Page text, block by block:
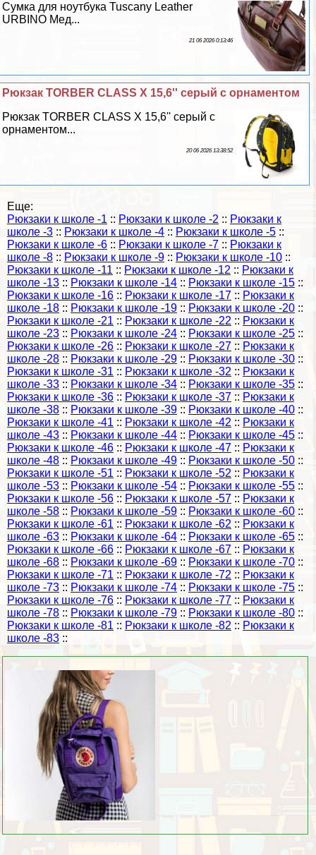
Сумка для ноутбука Tuscany Leather
URBINO Мед...
21 06 2026 0:13:46
Рюкзак TORBER CLASS X 15,6'' серый с орнаментом
Рюкзак TORBER CLASS X 15,6'' серый с
орнаментом...
20 06 2026 13:38:52
Еще:
Рюкзаки к школе -1 :: Рюкзаки к школе -2 :: Рюкзаки к
школе -3 :: Рюкзаки к школе -4 :: Рюкзаки к школе -5 ::
Рюкзаки к школе -6 :: Рюкзаки к школе -7 :: Рюкзаки к
школе -8 :: Рюкзаки к школе -9 :: Рюкзаки к школе -10 ::
Рюкзаки к школе -11 :: Рюкзаки к школе -12 :: Рюкзаки к
школе -13 :: Рюкзаки к школе -14 :: Рюкзаки к школе -15 ::
Рюкзаки к школе -16 :: Рюкзаки к школе -17 :: Рюкзаки к
школе -18 :: Рюкзаки к школе -19 :: Рюкзаки к школе -20 ::
Рюкзаки к школе -21 :: Рюкзаки к школе -22 :: Рюкзаки к
школе -23 :: Рюкзаки к школе -24 :: Рюкзаки к школе -25 ::
Рюкзаки к школе -26 :: Рюкзаки к школе -27 :: Рюкзаки к
школе -28 :: Рюкзаки к школе -29 :: Рюкзаки к школе -30 ::
Рюкзаки к школе -31 :: Рюкзаки к школе -32 :: Рюкзаки к
школе -33 :: Рюкзаки к школе -34 :: Рюкзаки к школе -35 ::
Рюкзаки к школе -36 :: Рюкзаки к школе -37 :: Рюкзаки к
школе -38 :: Рюкзаки к школе -39 :: Рюкзаки к школе -40 ::
Рюкзаки к школе -41 :: Рюкзаки к школе -42 :: Рюкзаки к
школе -43 :: Рюкзаки к школе -44 :: Рюкзаки к школе -45 ::
Рюкзаки к школе -46 :: Рюкзаки к школе -47 :: Рюкзаки к
школе -48 :: Рюкзаки к школе -49 :: Рюкзаки к школе -50 ::
Рюкзаки к школе -51 :: Рюкзаки к школе -52 :: Рюкзаки к
школе -53 :: Рюкзаки к школе -54 :: Рюкзаки к школе -55 ::
Рюкзаки к школе -56 :: Рюкзаки к школе -57 :: Рюкзаки к
школе -58 :: Рюкзаки к школе -59 :: Рюкзаки к школе -60 ::
Рюкзаки к школе -61 :: Рюкзаки к школе -62 :: Рюкзаки к
школе -63 :: Рюкзаки к школе -64 :: Рюкзаки к школе -65 ::
Рюкзаки к школе -66 :: Рюкзаки к школе -67 :: Рюкзаки к
школе -68 :: Рюкзаки к школе -69 :: Рюкзаки к школе -70 ::
Рюкзаки к школе -71 :: Рюкзаки к школе -72 :: Рюкзаки к
школе -73 :: Рюкзаки к школе -74 :: Рюкзаки к школе -75 ::
Рюкзаки к школе -76 :: Рюкзаки к школе -77 :: Рюкзаки к
школе -78 :: Рюкзаки к школе -79 :: Рюкзаки к школе -80 ::
Рюкзаки к школе -81 :: Рюкзаки к школе -82 :: Рюкзаки к
школе -83 ::